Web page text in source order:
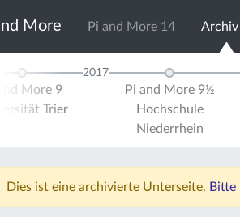
More Pi and More 14 Archiv
More 9
Trier
2017
Pi and More 9½
Hochschule
Niederrhein
Dies ist eine archivierte Unterseite. Bitte